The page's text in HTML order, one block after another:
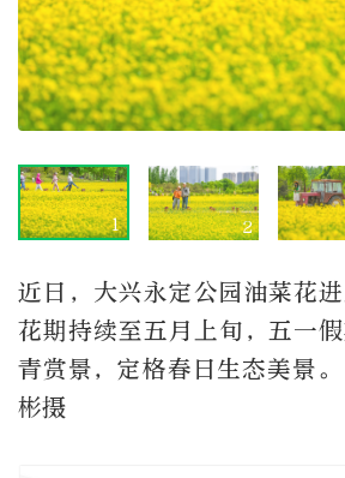
1 2
近日，大兴永定公园油菜花进
花期持续至五月上旬，五一
青赏景，定格春日生态美景
彬摄